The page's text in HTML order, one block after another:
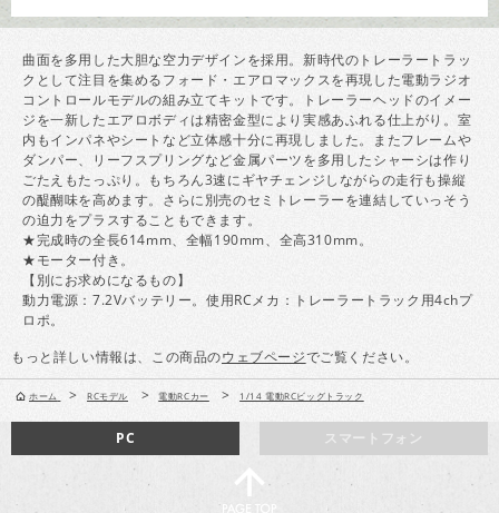
曲面を多用した大胆な空力デザインを採用。新時代のトレーラートラッ
クとして注目を集めるフォード・エアロマックスを再現した電動ラジオ
コントロールモデルの組み立てキットです。トレーラーヘッドのイメー
ジを一新したエアロボディは精密金型により実感あふれる仕上がり。室
内もインパネやシートなど立体感十分に再現しました。またフレームや
ダンパー、リーフスプリングなど金属パーツを多用したシャーシは作り
ごたえもたっぷり。もちろん3速にギヤチェンジしながらの走行も操縦
の醍醐味を高めます。さらに別売のセミトレーラーを連結していっそう
の迫力をプラスすることもできます。
★完成時の全長614mm、全幅190mm、全高310mm。
★モーター付き。
【別にお求めになるもの】
動力電源：7.2Vバッテリー。使用RCメカ：トレーラートラック用4chプ
ロポ。
もっと詳しい情報は、この商品のウェブページでご覧ください。
ホーム > RCモデル > 電動RCカー > 1/14 電動RCビッグトラック
スマートフォン
PC